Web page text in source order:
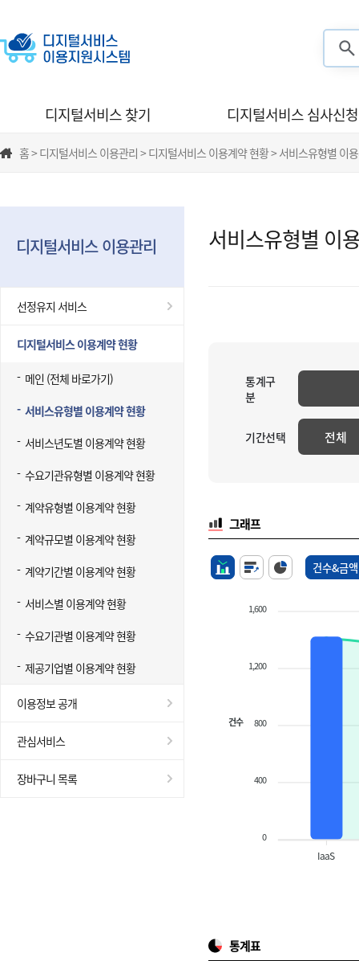
디지털서비스 찾기 디지털서비스 심사신청
홈 > 디지털서비스 이용관리 > 디지털서비스 이용계약 현황 > 서비스유형별 이
디지털서비스 이용관리
선정유지 서비스
디지털서비스 이용계약 현황
메인 (전체 바로가기)
서비스유형별 이용계약 현황
서비스년도별 이용계약 현황
수요기관유형별 이용계약 현황
계약유형별 이용계약 현황
계약규모별 이용계약 현황
계약기간별 이용계약 현황
서비스별 이용계약 현황
수요기관별 이용계약 현황
제공기업별 이용계약 현황
이용정보 공개
관심서비스
장바구니 목록
서비스유형별 이
통계구
분
기간선택 전체
그래프
건수&금액
1,600
1,200
800
400
0
건수
IaaS
통계표